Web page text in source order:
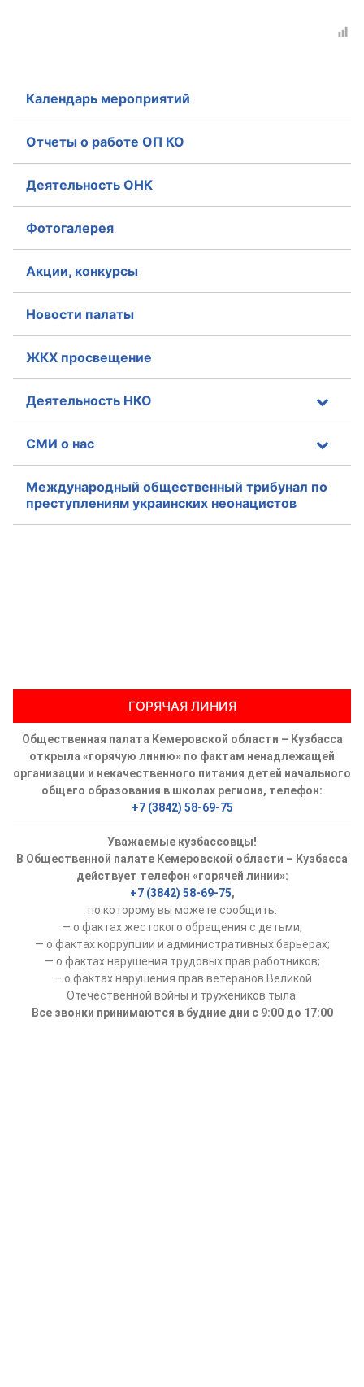
Календарь мероприятий
Отчеты о работе ОП КО
Деятельность ОНК
Фотогалерея
Акции, конкурсы
Новости палаты
ЖКХ просвещение
Деятельность НКО
СМИ о нас
Международный общественный трибунал по
преступлениям украинских неонацистов
ГОРЯЧАЯ ЛИНИЯ
Общественная палата Кемеровской области – Кузбасса
открыла «горячую линию» по фактам ненадлежащей
организации и некачественного питания детей начального
общего образования в школах региона, телефон:
+7 (3842) 58-69-75
Уважаемые кузбассовцы!
В Общественной палате Кемеровской области – Кузбасса
действует телефон «горячей линии»:
+7 (3842) 58-69-75,
по которому вы можете сообщить:
— о фактах жестокого обращения с детьми;
— о фактах коррупции и административных барьерах;
— о фактах нарушения трудовых прав работников;
— о фактах нарушения прав ветеранов Великой
Отечественной войны и тружеников тыла.
Все звонки принимаются в будние дни с 9:00 до 17:00